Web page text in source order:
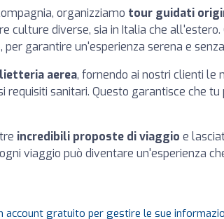
organizziamo tour guidati
culture diverse, sia in Italia che all'estero.
garantire un'esperienza serena e
aerea, fornendo ai nostri clienti le
requisiti sanitari. Questo garantisce che tu
incredibili proposte di viaggio e
viaggio può diventare un'esperienza
account gratuito per gestire le sue